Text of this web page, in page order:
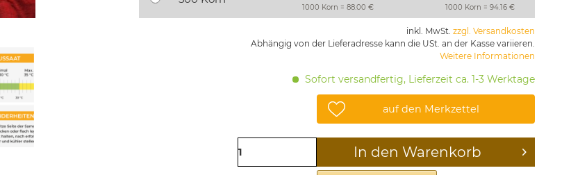
1000 Korn = 88.00 € 1000 Korn = 94.16 €
inkl. MwSt. zzgl. Versandkosten
Abhängig von der Lieferadresse kann die USt. an der Kasse variieren.
Weitere Informationen
Sofort versandfertig, Lieferzeit ca. 1-3 Werktage
auf den Merkzettel
In den Warenkorb